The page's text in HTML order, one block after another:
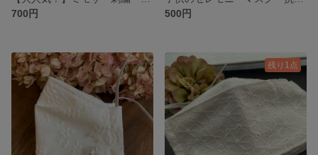
700円
500円
残り1点